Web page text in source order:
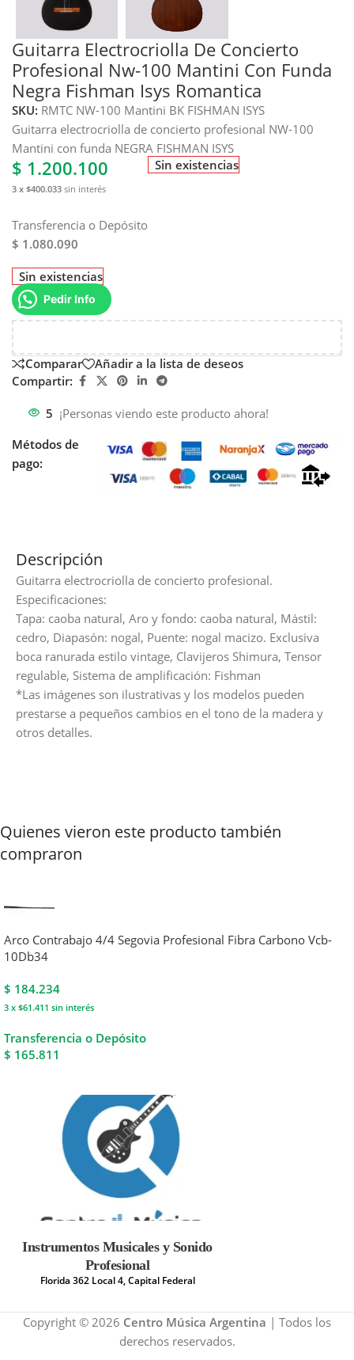
Guitarra Electrocriolla De Concierto
Profesional Nw-100 Mantini Con Funda
Negra Fishman Isys Romantica
SKU: RMTC NW-100 Mantini BK FISHMAN ISYS
Guitarra electrocriolla de concierto profesional NW-100
Mantini con funda NEGRA FISHMAN ISYS
$ 1.200.100
3 x $400.033 sin interés
Transferencia o Depósito
$ 1.080.090
Sin existencias
Sin existencias
Pedir Info
Comparar
Añadir a la lista de deseos
Compartir:
5 ¡Personas viendo este producto ahora!
Métodos de
pago:
Descripción
Guitarra electrocriolla de concierto profesional.
Especificaciones:
Tapa: caoba natural, Aro y fondo: caoba natural, Mástil:
cedro, Diapasón: nogal, Puente: nogal macizo. Exclusiva
boca ranurada estilo vintage, Clavijeros Shimura, Tensor
regulable, Sistema de amplificación: Fishman
*Las imágenes son ilustrativas y los modelos pueden
prestarse a pequeños cambios en el tono de la madera y
otros detalles.
Quienes vieron este producto también
compraron
Arco Contrabajo 4/4 Segovia Profesional Fibra Carbono Vcb-
10Db34
$ 184.234
3 x $61.411 sin interés
Transferencia o Depósito
$ 165.811
Instrumentos Musicales y Sonido
Profesional
Florida 362 Local 4, Capital Federal
Copyright © 2026 Centro Música Argentina | Todos los
derechos reservados.